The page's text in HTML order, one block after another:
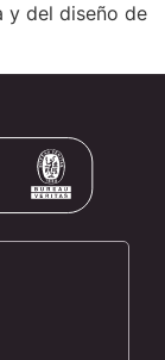
y del diseño de